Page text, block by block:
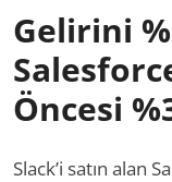
Gelirini
Öncesi
Slack’i satın alan